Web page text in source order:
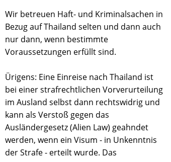
Wir betreuen Haft- und Kriminalsachen in
Bezug auf Thailand selten und dann auch
nur dann, wenn bestimmte
Voraussetzungen erfüllt sind.
Ürigens: Eine Einreise nach Thailand ist
bei einer strafrechtlichen Vorverurteilung
im Ausland selbst dann rechtswidrig und
kann als Verstoß gegen das
Ausländergesetz (Alien Law) geahndet
werden, wenn ein Visum - in Unkenntnis
der Strafe - erteilt wurde. Das